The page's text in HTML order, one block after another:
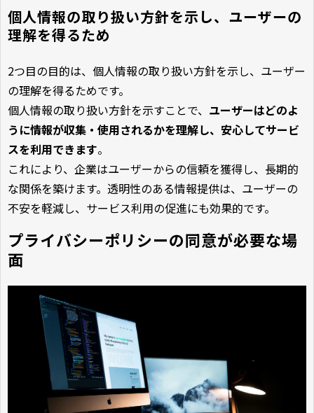
個人情報の取り扱い方針を示し、ユーザーの
理解を得るため
2つ目の目的は、個人情報の取り扱い方針を示し、ユーザー
の理解を得るためです。
個人情報の取り扱い方針を示すことで、 ユーザーはどのよ
うに情報が収集・使用されるかを理解し、安心してサービ
スを利用できます。
これにより、企業はユーザーからの信頼を獲得し、長期的
な関係を築けます。透明性のある情報提供は、ユーザーの
不安を軽減し、サービス利用の促進にも効果的です。
プライバシーポリシーの同意が必要な場
面